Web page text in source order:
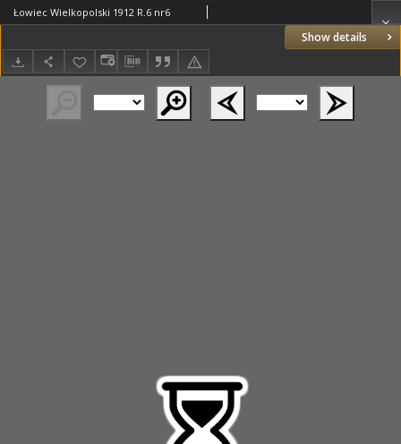
Show details
Łowiec Wielkopolski 1912 R.6 nr6